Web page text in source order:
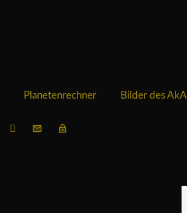
Planetenrechner Bilder des AkA